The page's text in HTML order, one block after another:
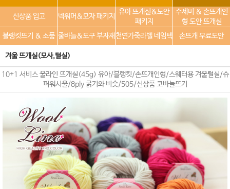
신상품 입고 넥워머&모자 패키지
유아 뜨개실&도안
패키지
수세미 & 손뜨개인
형 도안 뜨개실
블랭킷뜨기 & 소품 줄바늘&도구 부자재 천연가죽라벨 네임텍 손뜨개 무료도안
겨울 뜨개실(모사,털실)
10+1 서비스 울라인 뜨개실(45g) 유아/블랭킷/손뜨개인형/스웨터용 겨울털실/슈
퍼워시울/8ply 굵기와 비슷/505/신상품 코바늘뜨기